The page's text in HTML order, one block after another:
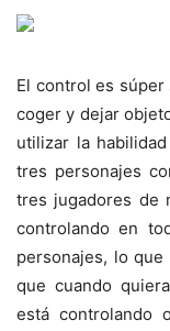
El control es
coger y dejar
utilizar la
tres personajes
tres jugadores de
controlando en
personajes, lo
que cuando
está controlando